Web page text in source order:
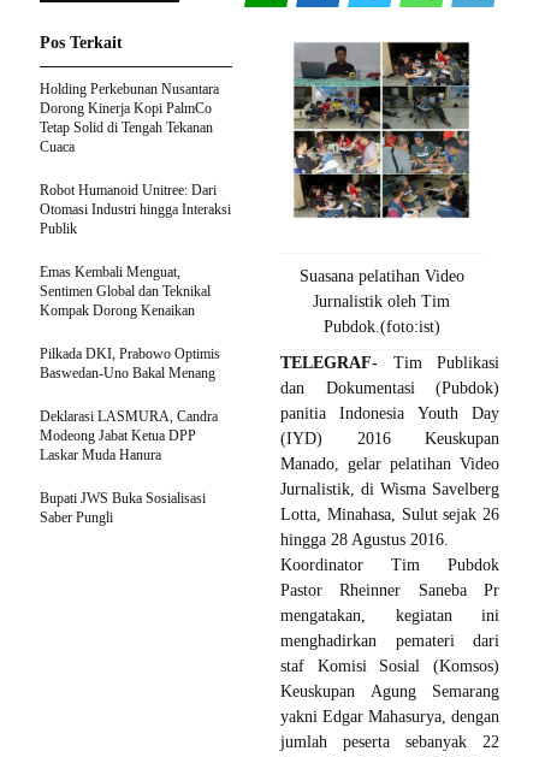
Suasana pelatihan Video
Jurnalistik oleh Tim
Pubdok.(foto:ist)
TELEGRAF- Tim Publikasi
dan Dokumentasi (Pubdok)
panitia Indonesia Youth Day
(IYD) 2016 Keuskupan
Manado, gelar pelatihan Video
Jurnalistik, di Wisma Savelberg
Lotta, Minahasa, Sulut sejak 26
hingga 28 Agustus 2016.
Koordinator Tim Pubdok
Pastor Rheinner Saneba Pr
mengatakan, kegiatan ini
menghadirkan pemateri dari
staf Komisi Sosial (Komsos)
Keuskupan Agung Semarang
yakni Edgar Mahasurya, dengan
jumlah peserta sebanyak 22
Pos Terkait
Holding Perkebunan Nusantara
Dorong Kinerja Kopi PalmCo
Tetap Solid di Tengah Tekanan
Cuaca
Robot Humanoid Unitree: Dari
Otomasi Industri hingga Interaksi
Publik
Emas Kembali Menguat,
Sentimen Global dan Teknikal
Kompak Dorong Kenaikan
Pilkada DKI, Prabowo Optimis
Baswedan-Uno Bakal Menang
Deklarasi LASMURA, Candra
Modeong Jabat Ketua DPP
Laskar Muda Hanura
Bupati JWS Buka Sosialisasi
Saber Pungli